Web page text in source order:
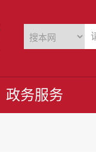
政务服务